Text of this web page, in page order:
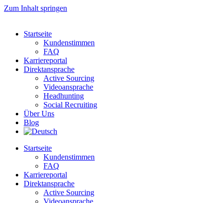
Zum Inhalt springen
Startseite
Kundenstimmen
FAQ
Karriereportal
Direktansprache
Active Sourcing
Videoansprache
Headhunting
Social Recruiting
Über Uns
Blog
Startseite
Kundenstimmen
FAQ
Karriereportal
Direktansprache
Active Sourcing
Videoansprache